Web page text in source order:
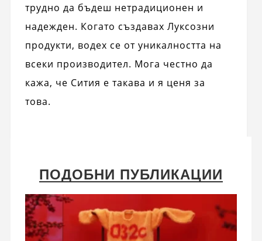
трудно да бъдеш нетрадиционен и
надежден. Когато създавах Луксозни
продукти, водех се от уникалността на
всеки производител. Мога честно да
кажа, че Сития е такава и я ценя за
това.
ПОДОБНИ ПУБЛИКАЦИИ